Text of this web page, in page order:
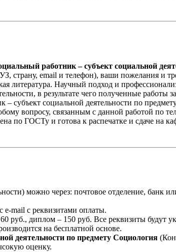
работник – субъект социальной
страну, email и телефон), ваши пожелания и
литература. Научный подход и
в результате чего полученные работы
субъект социальной деятельности по
вопросу, связанным с данной работой по
по ГОСТу и готова к распечатке и сдаче на
можно через: почтовое отделение, банк
e-mail с реквизитами оплаты.
руб., диплом – 150 руб. Все реквизиты будут
на бесплатной основе.
деятельности по предмету Социология
оценку.